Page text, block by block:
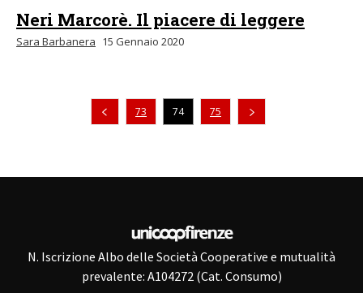
Neri Marcorè. Il piacere di leggere
Sara Barbanera 15 Gennaio 2020
Pagina precedente
73 74 75
N. Iscrizione Albo delle Società Cooperative e mutualità
prevalente: A104272 (Cat. Consumo)